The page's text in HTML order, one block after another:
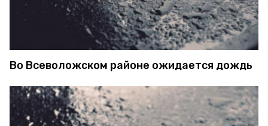
Во Всеволожском районе ожидается дождь